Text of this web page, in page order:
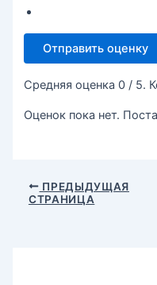
Отправить оценку
Средняя оценка 0 / 5.
Оценок пока нет.
ПРЕДЫДУЩАЯ
СТРАНИЦА